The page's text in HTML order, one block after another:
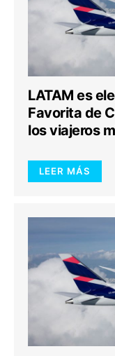
LATAM es
Favorita de
los viajeros
LEER MÁS